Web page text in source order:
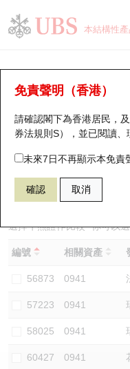
本結構性
免責聲明（香港）
請確認閣下為香港居民，
券法規則S），並已閱讀
未來7日不再顯示本免責
確認 取消
牛熊證分析儀
表現 街貨統計 比較
57221 瑞銀牛
選擇牛熊證作比較 *你可以
編號 相關資產
56873 0941
57223 0941
58025 0941
60427 0941
瑞銀認股證一覽
新發行瑞銀認股證
即將到期認股證
認股證到期結算價查詢
認股證分析儀
認股證速算機
認股證/牛熊證日誌
認股證文件及公告
街貨統計
比較
牛熊全景快搜
牛熊證搜尋
牛熊證街貨分佈圖
正股牛熊證列表
新發行瑞銀牛熊證
已收回牛熊證剩餘價值
牛熊證到期結算價查詢
牛熊證分析儀
街貨統計
比較
十大升幅/跌幅
十大認股證成交分佈
十天股證佔大市成交
資金流
街貨統計
三十大平均引伸波幅
正股分析儀
二十大活躍股份
恒指成份股
國指成份股
科指成份股
相關資產沽空
中資ETFs溢價比較
AH 股價對照
持股比重
顯示所有持股比重
每月輪證大市專題
輪證專欄
講座及教育短片
認股證投資者教育
牛熊證投資者教育
認股證牛熊證常問問題